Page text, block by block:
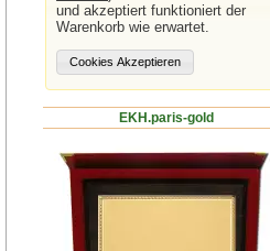
und akzeptiert funktioniert der
Warenkorb wie erwartet.
EKH.paris-gold